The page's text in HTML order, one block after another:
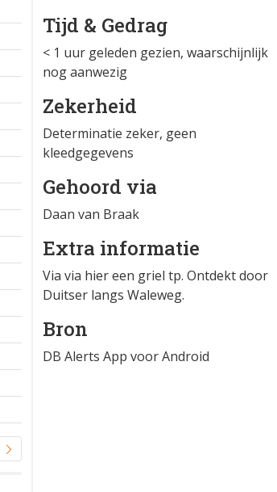
Tijd & Gedrag
< 1 uur geleden gezien, waarschijnlijk
nog aanwezig
Zekerheid
Determinatie zeker, geen
kleedgegevens
Gehoord via
Daan van Braak
Extra informatie
Via via hier een griel tp. Ontdekt door
Duitser langs Waleweg.
Bron
DB Alerts App voor Android